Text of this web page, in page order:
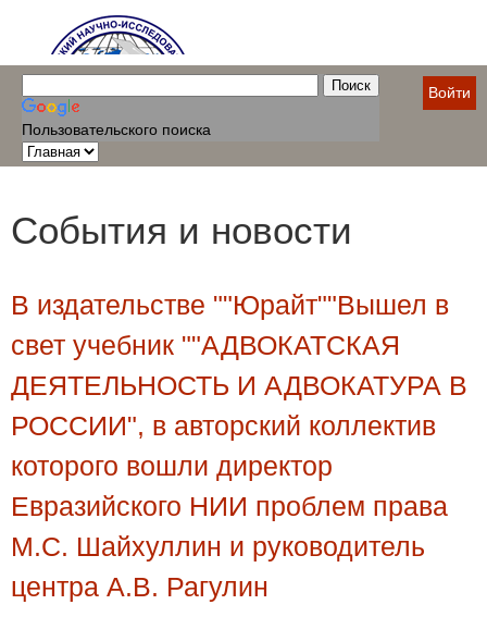
Пользовательского поиска
Войти
События и новости
В издательстве ""Юрайт""Вышел в
свет учебник ""АДВОКАТСКАЯ
ДЕЯТЕЛЬНОСТЬ И АДВОКАТУРА В
РОССИИ", в авторский коллектив
которого вошли директор
Евразийского НИИ проблем права
М.С. Шайхуллин и руководитель
центра А.В. Рагулин